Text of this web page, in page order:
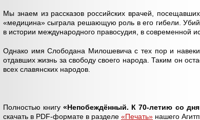
Мы знаем из рассказов российских врачей,
«медицина» сыграла решающую роль в его гибели.
в истории международного правосудия, в современной
Однако имя Слободана Милошевича с тех пор и
отдавших жизнь за свободу своего народа. Таким он
всех славянских народов.
Полностью книгу«Непобеждённый. К 70-летию со
скачать в PDF-формате в разделе «Печать» нашего